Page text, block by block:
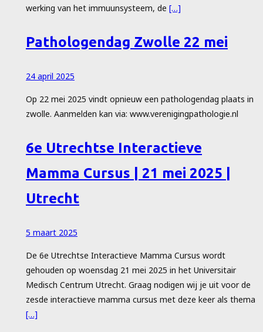
werking van het immuunsysteem, de […]
Pathologendag Zwolle 22 mei
24 april 2025
Op 22 mei 2025 vindt opnieuw een pathologendag plaats in
zwolle. Aanmelden kan via: www.verenigingpathologie.nl
6e Utrechtse Interactieve
Mamma Cursus | 21 mei 2025 |
Utrecht
5 maart 2025
De 6e Utrechtse Interactieve Mamma Cursus wordt
gehouden op woensdag 21 mei 2025 in het Universitair
Medisch Centrum Utrecht. Graag nodigen wij je uit voor de
zesde interactieve mamma cursus met deze keer als thema
[…]